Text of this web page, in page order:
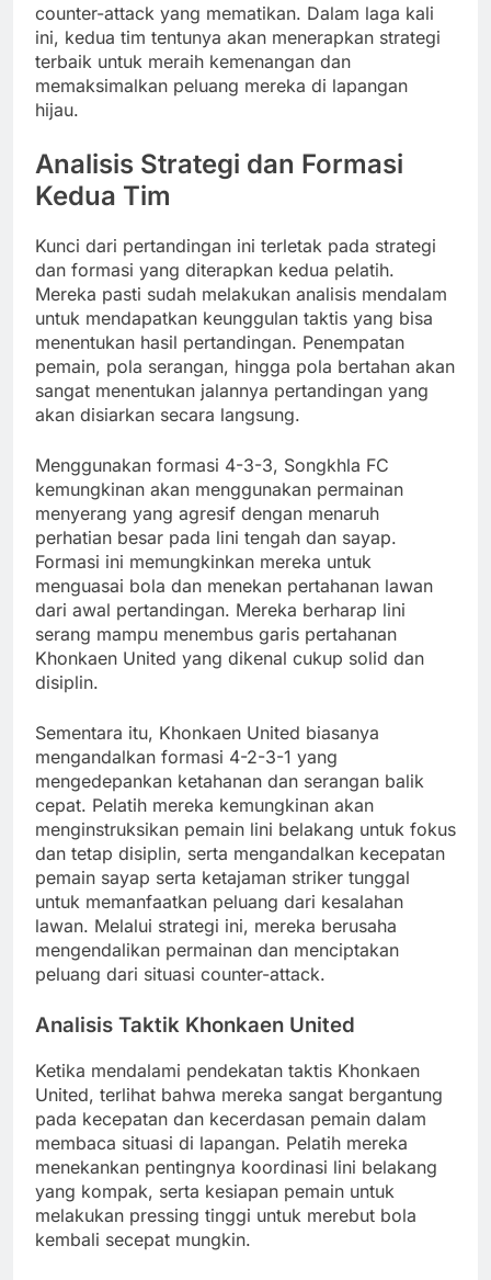
counter-attack yang mematikan. Dalam laga kali
ini, kedua tim tentunya akan menerapkan strategi
terbaik untuk meraih kemenangan dan
memaksimalkan peluang mereka di lapangan
hijau.
Analisis Strategi dan Formasi
Kedua Tim
Kunci dari pertandingan ini terletak pada strategi
dan formasi yang diterapkan kedua pelatih.
Mereka pasti sudah melakukan analisis mendalam
untuk mendapatkan keunggulan taktis yang bisa
menentukan hasil pertandingan. Penempatan
pemain, pola serangan, hingga pola bertahan akan
sangat menentukan jalannya pertandingan yang
akan disiarkan secara langsung.
Menggunakan formasi 4-3-3, Songkhla FC
kemungkinan akan menggunakan permainan
menyerang yang agresif dengan menaruh
perhatian besar pada lini tengah dan sayap.
Formasi ini memungkinkan mereka untuk
menguasai bola dan menekan pertahanan lawan
dari awal pertandingan. Mereka berharap lini
serang mampu menembus garis pertahanan
Khonkaen United yang dikenal cukup solid dan
disiplin.
Sementara itu, Khonkaen United biasanya
mengandalkan formasi 4-2-3-1 yang
mengedepankan ketahanan dan serangan balik
cepat. Pelatih mereka kemungkinan akan
menginstruksikan pemain lini belakang untuk fokus
dan tetap disiplin, serta mengandalkan kecepatan
pemain sayap serta ketajaman striker tunggal
untuk memanfaatkan peluang dari kesalahan
lawan. Melalui strategi ini, mereka berusaha
mengendalikan permainan dan menciptakan
peluang dari situasi counter-attack.
Analisis Taktik Khonkaen United
Ketika mendalami pendekatan taktis Khonkaen
United, terlihat bahwa mereka sangat bergantung
pada kecepatan dan kecerdasan pemain dalam
membaca situasi di lapangan. Pelatih mereka
menekankan pentingnya koordinasi lini belakang
yang kompak, serta kesiapan pemain untuk
melakukan pressing tinggi untuk merebut bola
kembali secepat mungkin.